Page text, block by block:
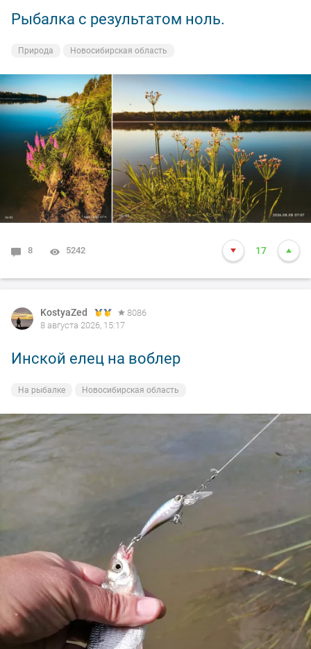
Рыбалка с результатом ноль.
Природа Новосибирская область
8 5242 17
KostyaZed
8086
8 августа 2026, 15:17
Инской елец на воблер
На рыбалке Новосибирская область